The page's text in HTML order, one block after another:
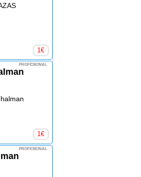
1€
PROFESIONAL
1€
PROFESIONAL